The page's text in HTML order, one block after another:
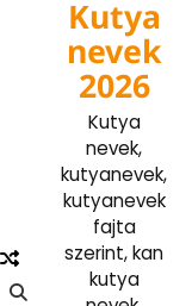
content
Kutya
nevek
2026
Kutya
nevek,
kutyanevek,
kutyanevek
fajta
szerint, kan
kutya